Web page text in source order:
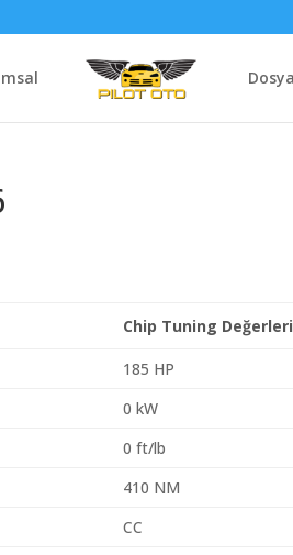
Chip Tuning Değerleri
185 HP
0 kW
0 ft/lb
410 NM
CC